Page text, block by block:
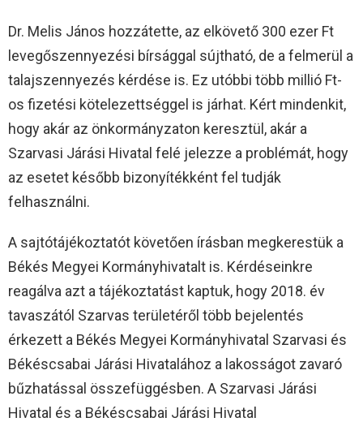
Dr. Melis János hozzátette, az elkövető 300 ezer Ft
levegőszennyezési bírsággal sújtható, de a felmerül a
talajszennyezés kérdése is. Ez utóbbi több millió Ft-
os fizetési kötelezettséggel is járhat. Kért mindenkit,
hogy akár az önkormányzaton keresztül, akár a
Szarvasi Járási Hivatal felé jelezze a problémát, hogy
az esetet később bizonyítékként fel tudják
felhasználni.
A sajtótájékoztatót követően írásban megkerestük a
Békés Megyei Kormányhivatalt is. Kérdéseinkre
reagálva azt a tájékoztatást kaptuk, hogy 2018. év
tavaszától Szarvas területéről több bejelentés
érkezett a Békés Megyei Kormányhivatal Szarvasi és
Békéscsabai Járási Hivatalához a lakosságot zavaró
bűzhatással összefüggésben. A Szarvasi Járási
Hivatal és a Békéscsabai Járási Hivatal